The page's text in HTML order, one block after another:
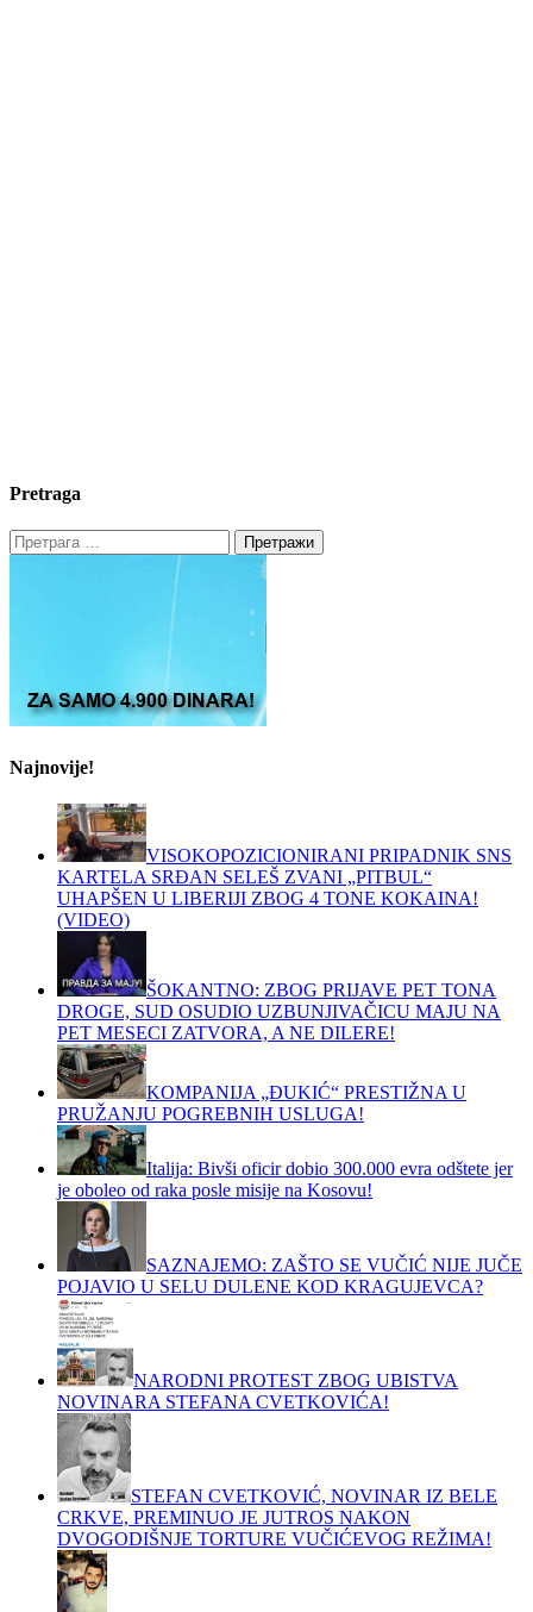
Pretraga
Претрага
за:
Najnovije!
VISOKOPOZICIONIRANI PRIPADNIK SNS
KARTELA SRĐAN SELEŠ ZVANI „PITBUL“
UHAPŠEN U LIBERIJI ZBOG 4 TONE KOKAINA!
(VIDEO)
ŠOKANTNO: ZBOG PRIJAVE PET TONA
DROGE, SUD OSUDIO UZBUNJIVAČICU MAJU NA
PET MESECI ZATVORA, A NE DILERE!
KOMPANIJA „ĐUKIĆ“ PRESTIŽNA U
PRUŽANJU POGREBNIH USLUGA!
Italija: Bivši oficir dobio 300.000 evra odštete jer
je oboleo od raka posle misije na Kosovu!
SAZNAJEMO: ZAŠTO SE VUČIĆ NIJE JUČE
POJAVIO U SELU DULENE KOD KRAGUJEVCA?
NARODNI PROTEST ZBOG UBISTVA
NOVINARA STEFANA CVETKOVIĆA!
STEFAN CVETKOVIĆ, NOVINAR IZ BELE
CRKVE, PREMINUO JE JUTROS NAKON
DVOGODIŠNJE TORTURE VUČIĆEVOG REŽIMA!